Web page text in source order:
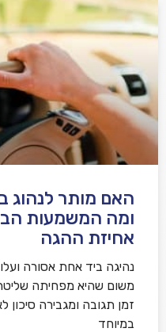
האם מותר לנהוג
ומה המשמעות
אחיזת ההגה
נהיגה ביד אחת אסורה
משום שהיא מפחיתה
זמן תגובה ומגבירה סיכון
במיוחד